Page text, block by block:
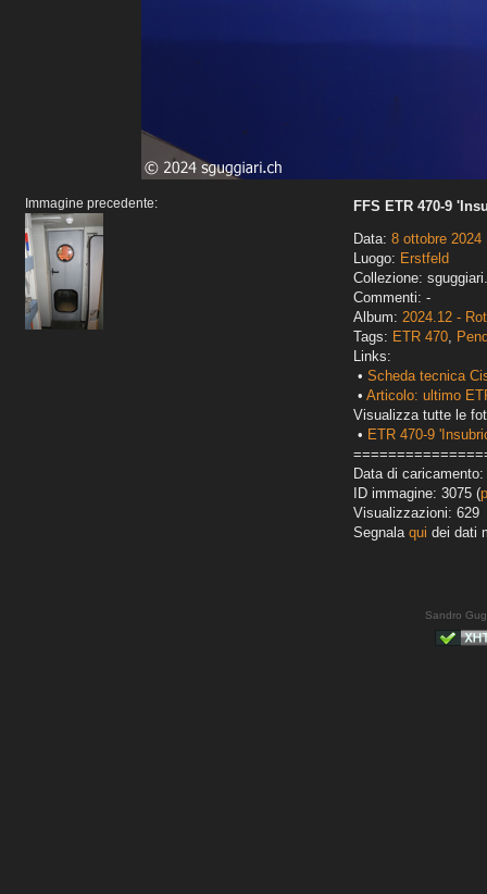
Immagine precedente:
FFS ETR 470-9
Data: 8 ottobre 2024
Luogo: Erstfeld
Collezione:
Commenti: -
Album: 2024.12 -
Tags: ETR 470,
Links:
• Scheda tecnica
• Articolo: ultimo
Visualizza tutte le
• ETR 470-9
Data di
ID immagine: 3075 (
Visualizzazioni: 629
Segnala qui dei dati
Sandro